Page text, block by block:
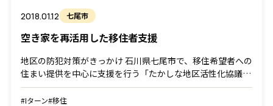
2018.01.12 七尾市
空き家を再活用した移住者支援
地区の防犯対策がきっかけ 石川県七尾市で、移住希望者への
住まい提供を中心に支援を行う「たかしな地区活性化協議
会」。同地区にはこれまで7年間で、東京や大阪、神奈川、
ニューヨークなどから男女10人が移り住みました。なぜ高階
#Iターン#移住